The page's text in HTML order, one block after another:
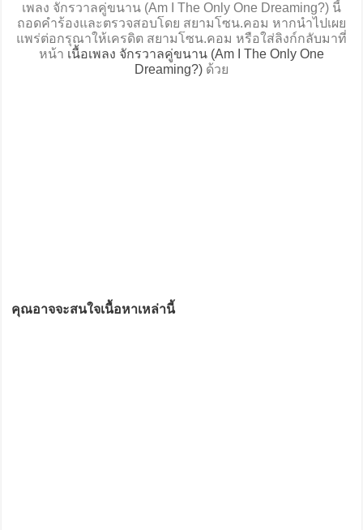
เพลง จักรวาลคู่ขนาน (Am I The Only One Dreaming?) นี้
ถอดคำร้องและตรวจสอบโดย สยามโซน.คอม หากนำไปเผย
แพร่ต่อกรุณาให้เครดิต สยามโซน.คอม หรือใส่ลิงก์กลับมาที่
หน้า เนื้อเพลง จักรวาลคู่ขนาน (Am I The Only One
Dreaming?) ด้วย
คุณอาจจะสนใจเนื้อหาเหล่านี้